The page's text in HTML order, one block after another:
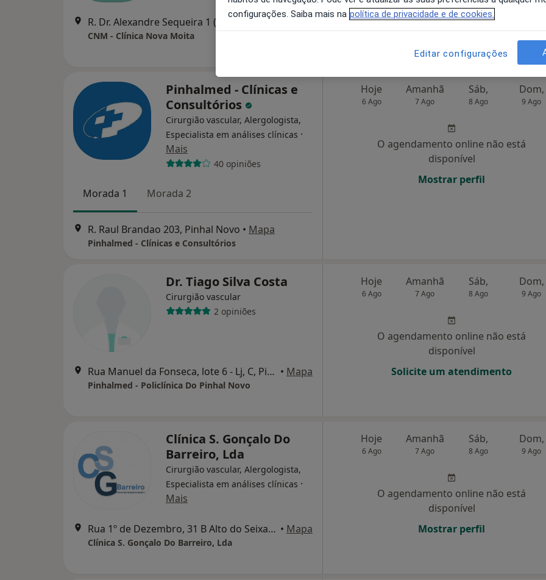
R. Dr. Alexandre Sequeira 1 (1A, R/c Esq.), Moita
CNM - Clínica Nova Moita
Mostrar perfil
Pinhalmed - Clínicas e
Consultórios
Cirurgião vascular, Alergologista,
Especialista em análises clínicas ·
Mais
40 opiniões
Morada 1 Morada 2
R. Raul Brandao 203, Pinhal Novo • Mapa
Pinhalmed - Clínicas e Consultórios
Hoje
6 Ago
Amanhã
7 Ago
Sáb,
8 Ago
Dom,
9 Ago
O agendamento online não está
disponível
Mostrar perfil
Dr. Tiago Silva Costa
Cirurgião vascular
2 opiniões
Rua Manuel da Fonseca, lote 6 - Lj, C, Pinhal Novo • Mapa
Pinhalmed - Policlínica Do Pinhal Novo
Hoje
6 Ago
Amanhã
7 Ago
Sáb,
8 Ago
Dom,
9 Ago
O agendamento online não está
disponível
Solicite um atendimento
Clínica S. Gonçalo Do
Barreiro, Lda
Cirurgião vascular, Alergologista,
Especialista em análises clínicas ·
Mais
Rua 1º de Dezembro, 31 B Alto do Seixalinho, Barreiro • Mapa
Clínica S. Gonçalo Do Barreiro, Lda
Hoje
6 Ago
Amanhã
7 Ago
Sáb,
8 Ago
Dom,
9 Ago
O agendamento online não está
disponível
Mostrar perfil
configurações. Saiba mais na política de privacidade e de cookies.
Editar configurações